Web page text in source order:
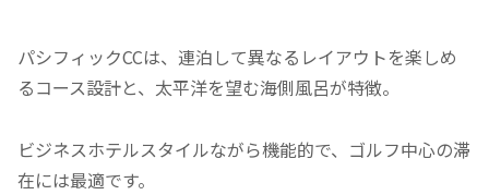
パシフィックCCは、連泊して異なるレイアウトを楽しめ
るコース設計と、太平洋を望む海側風呂が特徴。
ビジネスホテルスタイルながら機能的で、ゴルフ中心の滞
在には最適です。